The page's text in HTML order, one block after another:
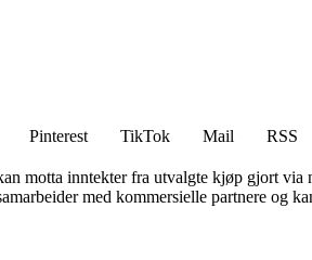
Pinterest TikTok Mail
RSS
motta inntekter fra utvalgte kjøp gjort via
med kommersielle partnere og